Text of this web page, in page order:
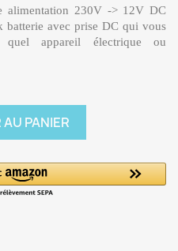
alimentation 230V -> 12V DC
batterie avec prise DC qui vous
quel appareil électrique ou
PANIER